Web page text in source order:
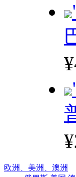
欧洲、 美洲、 澳洲